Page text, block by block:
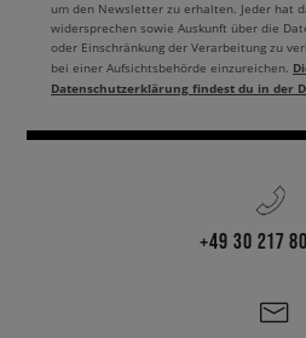
um den Newsletter zu erhalten. Jeder hat
widersprechen sowie Auskunft über die
oder Einschränkung der Verarbeitung zu
bei einer Aufsichtsbehörde einzureichen.
Datenschutzerklärung findest du in der
+49 30 217